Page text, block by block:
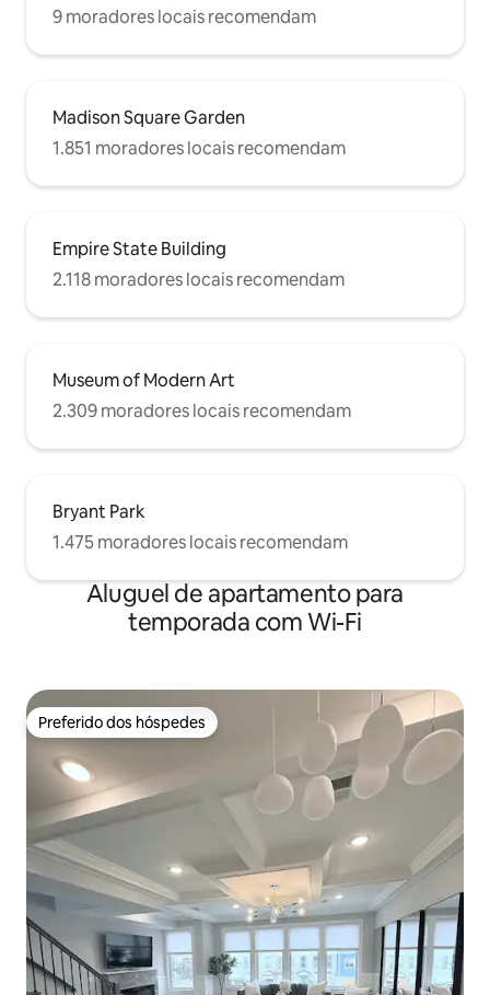
9 moradores locais recomendam
Madison Square Garden
1.851 moradores locais recomendam
Empire State Building
2.118 moradores locais recomendam
Museum of Modern Art
2.309 moradores locais recomendam
Bryant Park
1.475 moradores locais recomendam
Aluguel de apartamento para
temporada com Wi-Fi
Preferido dos hóspedes
Preferido dos hóspedes